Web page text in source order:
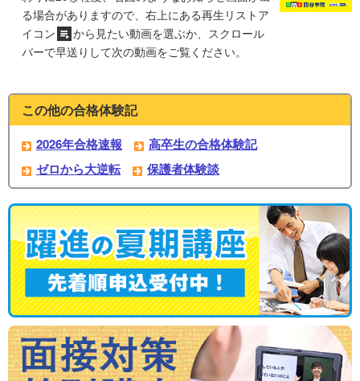
る場合がありますので、右上にある再生リストア
イコン
から見たい動画を選ぶか、スクロール
バーで早送りして次の動画をご覧ください。
この他の合格体験記
2026年合格速報
高卒生の合格体験記
ゼロから大逆転
保護者体験談